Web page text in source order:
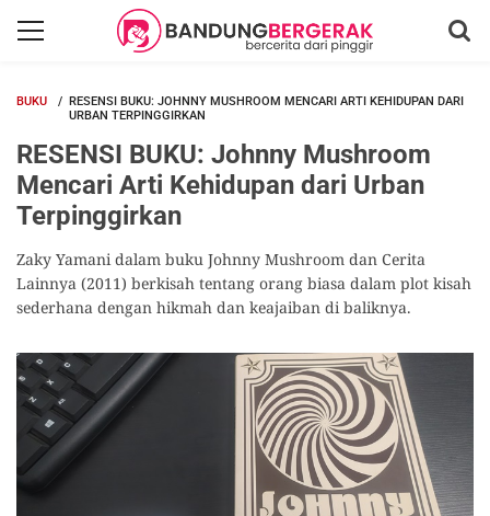
BUKU
RESENSI BUKU: JOHNNY MUSHROOM MENCARI ARTI KEHIDUPAN DARI
URBAN TERPINGGIRKAN
RESENSI BUKU: Johnny Mushroom
Mencari Arti Kehidupan dari Urban
Terpinggirkan
Zaky Yamani dalam buku Johnny Mushroom dan Cerita
Lainnya (2011) berkisah tentang orang biasa dalam plot kisah
sederhana dengan hikmah dan keajaiban di baliknya.